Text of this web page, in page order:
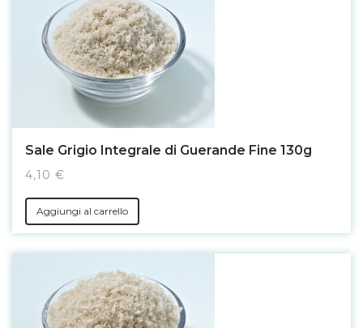
Sale Grigio Integrale di Guerande Fine 130g
4,10 €
Aggiungi al carrello